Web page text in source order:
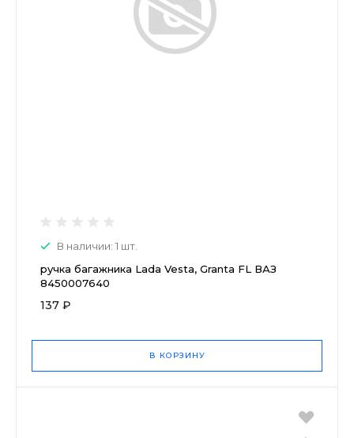
В наличии: 1 шт.
ручка багажника Lada Vesta, Granta FL ВАЗ
8450007640
137 ₽
В КОРЗИНУ